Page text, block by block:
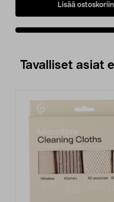
Lisää ostoskoriin
Tavalliset asiat